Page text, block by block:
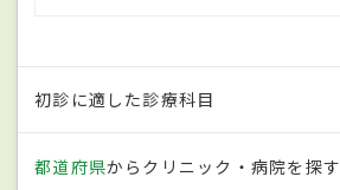
われている。
症状
初診に適した診療科目
都道府県からクリニック・病院を探す